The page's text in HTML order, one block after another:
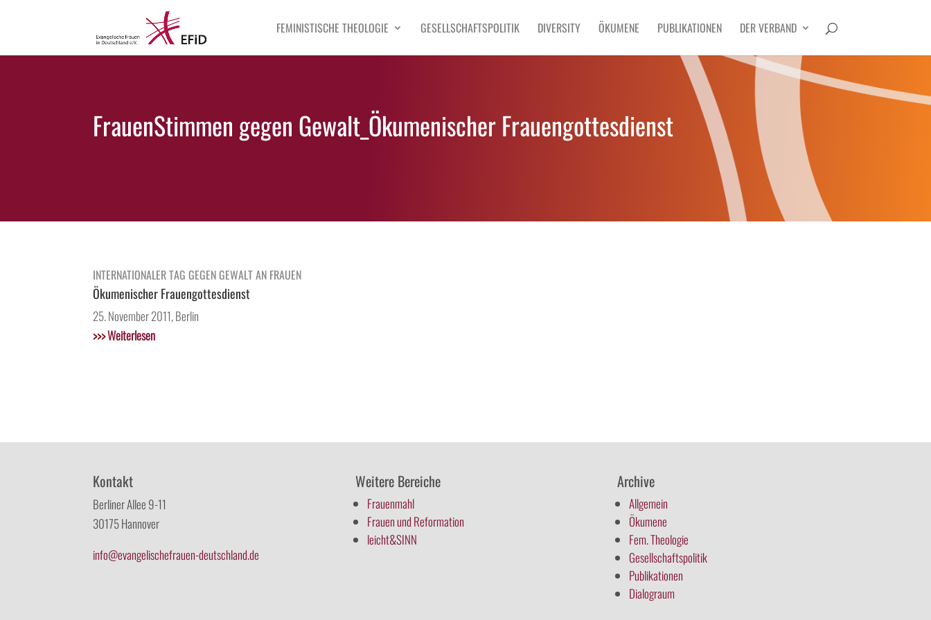
FEMINISTISCHE THEOLOGIE GESELLSCHAFTSPOLITIK DIVERSITY ÖKUMENE PUBLIKATIONEN DER VERBAND
FrauenStimmen gegen Gewalt_Ökumenischer Frauengottesdienst
INTERNATIONALER TAG GEGEN GEWALT AN FRAUEN
Ökumenischer Frauengottesdienst
25. November 2011, Berlin
>>>Weiterlesen
Kontakt
Berliner Allee 9-11
30175 Hannover
info@evangelischefrauen-deutschland.de
Weitere Bereiche
Frauenmahl
Frauen und Reformation
leicht&SINN
Archive
Allgemein
Ökumene
Fem. Theologie
Gesellschaftspolitik
Publikationen
Dialograum